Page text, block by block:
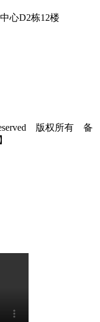
心D2栋12楼
版权所有 备
】